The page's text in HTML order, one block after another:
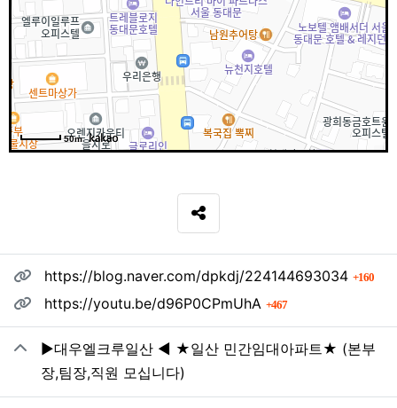
50m
SNS 공유
관련자료https://blog.naver.com/dpkdj/224144693034 160회
https://youtu.be/d96P0CPmUhA
467회 연결
▶대우엘크루일산 ◀ ★일산 민간임대아파트★ (본부
장,팀장,직원 모십니다)